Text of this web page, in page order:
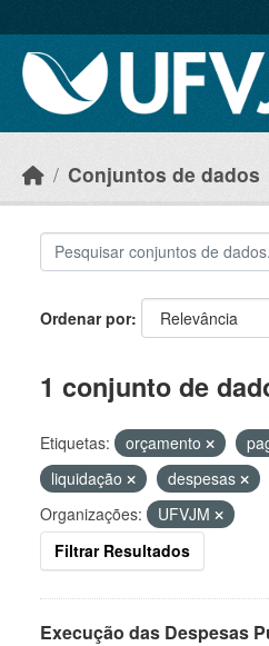
Conjuntos de dados
Ordenar por
1 conjunto de
Etiquetas: orçamento
liquidação
despesas
Organizações:
UFVJM
Filtrar Resultados
Execução das Despesas